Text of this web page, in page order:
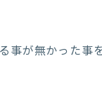
事が無かった事